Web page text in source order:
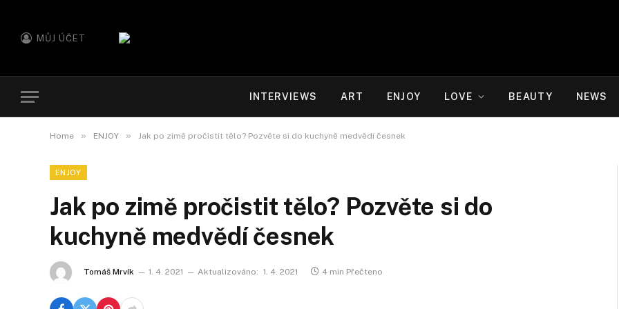
MŮJ ÚČET
INTERVIEWS ART ENJOY LOVE BEAUTY NEWS
Home » ENJOY » Jak po zimě pročistit tělo? Pozvěte si do kuchyně medvědí česnek
ENJOY
Jak po zimě pročistit tělo? Pozvěte si do
kuchyně medvědí česnek
Tomáš Mrvík 1. 4. 2021 Aktualizováno: 1. 4. 2021 4 min Přečteno